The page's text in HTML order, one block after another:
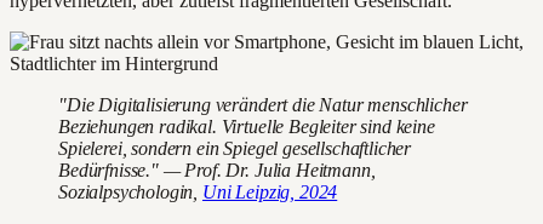
"Die Digitalisierung verändert die Natur menschlicher
Beziehungen radikal. Virtuelle Begleiter sind keine
Spielerei, sondern ein Spiegel gesellschaftlicher
Bedürfnisse." — Prof. Dr. Julia Heitmann,
Sozialpsychologin, Uni Leipzig, 2024